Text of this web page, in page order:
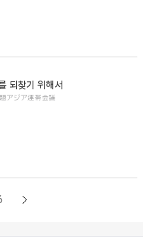
되찾기 위해서
アジア連帯会議